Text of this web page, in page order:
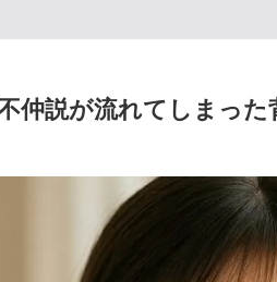
仲説が流れてしまった